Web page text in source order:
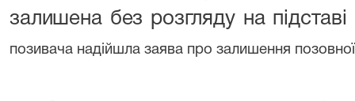
залишена без розгляду на підставі
позивача надійшла заява про залишення